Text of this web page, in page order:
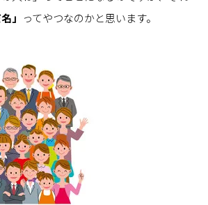
」 ってやつなのかと思います。